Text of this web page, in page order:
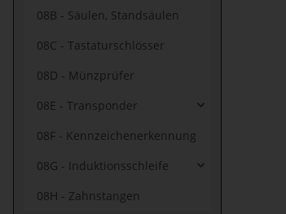
08B - Säulen, Standsäulen
08C - Tastaturschlösser
08D - Münzprüfer
08E - Transponder
08F - Kennzeichenerkennung
08G - Induktionsschleife
08H - Zahnstangen